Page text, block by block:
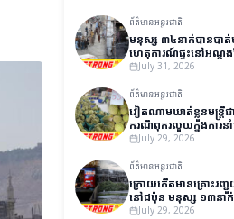
ព័ត៌មានអន្តរជាតិ
មនុស្ស ៣៤នាក់បានបាត់
ហេតុការណ៍ផ្ទុះនៅអណ្តូង
នៅប៉ាគីស្ថាន
July 31, 2026
ព័ត៌មានអន្តរជាតិ
វៀតណាមឃាត់ខ្លួនមន្ត្រី
ករណីពុករលួយក្នុងការន
ប្រទេសចិន
July 29, 2026
ព័ត៌មានអន្តរជាតិ
ក្រោយកើតមានគ្រោះរញ្
នៅជប៉ុន មនុស្ស ១៣នាក់
និងមួយចំនួនកំពុងបាត់ខ្លួន
July 29, 2026